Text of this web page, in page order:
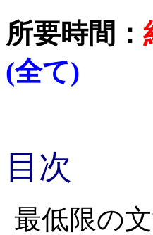
所要時間：
(全て)
目次
最低限の